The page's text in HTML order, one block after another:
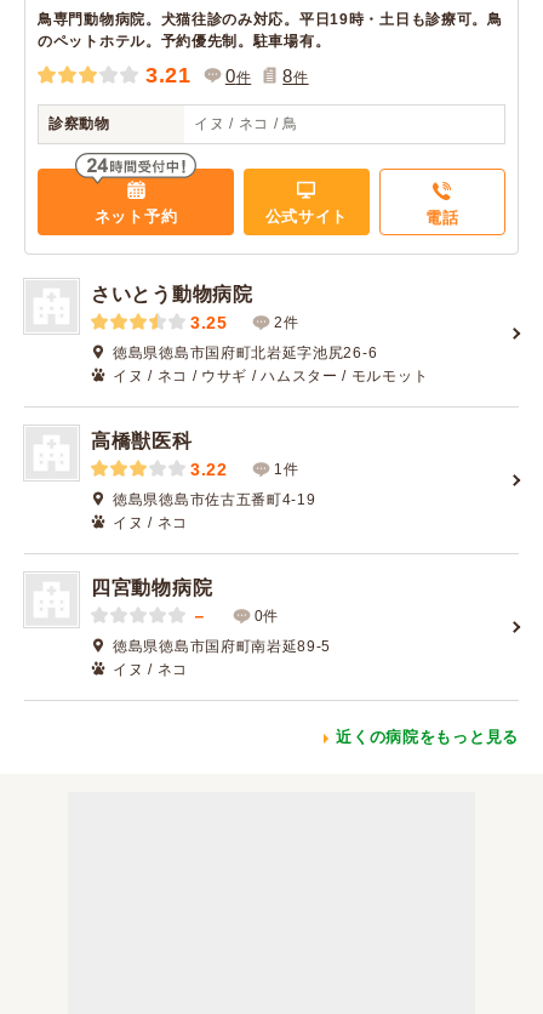
鳥専門動物病院。犬猫往診のみ対応。平日19時・土日も診療可。鳥
のペットホテル。予約優先制。駐車場有。
3.21 0件 8件
診察動物 イヌ / ネコ / 鳥
ネット予約 公式サイト 電話
さいとう動物病院
3.25
2件
徳島県徳島市国府町北岩延字池尻26-6
イヌ / ネコ / ウサギ / ハムスター / モルモット
高橋獣医科
3.22
1件
徳島県徳島市佐古五番町4-19
イヌ / ネコ
四宮動物病院
－
0件
徳島県徳島市国府町南岩延89-5
イヌ / ネコ
近くの病院をもっと見る